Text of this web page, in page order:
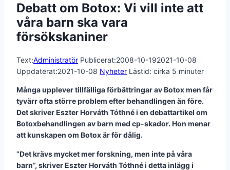
Debatt om Botox: Vi vill inte att
våra barn ska vara
försökskaniner
Text:Administratör Publicerat:2008-10-192021-10-08
Uppdaterat:2021-10-08 Nyheter Lästid: cirka 5 minuter
Många upplever tillfälliga förbättringar av Botox men får
tyvärr ofta större problem efter behandlingen än före.
Det skriver Eszter Horváth Tóthné i en debattartikel om
Botoxbehandlingen av barn med cp-skador. Hon menar
att kunskapen om Botox är för dålig.
”Det krävs mycket mer forskning, men inte på våra
barn”, skriver Eszter Horváth Tóthné i detta inlägg i